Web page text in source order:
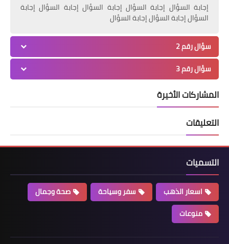
إجابة السؤال إجابة السؤال إجابة السؤال إجابة السؤال إجابة
السؤال إجابة السؤال إجابة السؤال
سؤال رقم 2
سؤال رقم 3
المشاركات الأخيرة
التعليقات
التسميات
اسعار الذهب سفر وسياحة
صحة وجمال
منوعات